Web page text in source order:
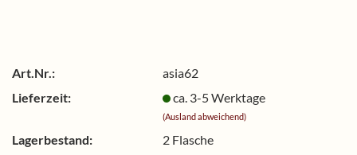
Art.Nr.:
asia62
Lieferzeit:
ca. 3-5 Werktage
(Ausland abweichend)
Lagerbestand: 2 Flasche